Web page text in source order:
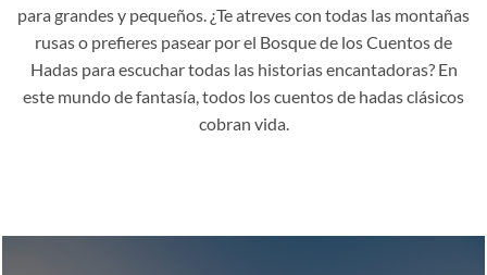
para grandes y pequeños. ¿Te atreves con todas las montañas
rusas o prefieres pasear por el Bosque de los Cuentos de
Hadas para escuchar todas las historias encantadoras? En
este mundo de fantasía, todos los cuentos de hadas clásicos
cobran vida.